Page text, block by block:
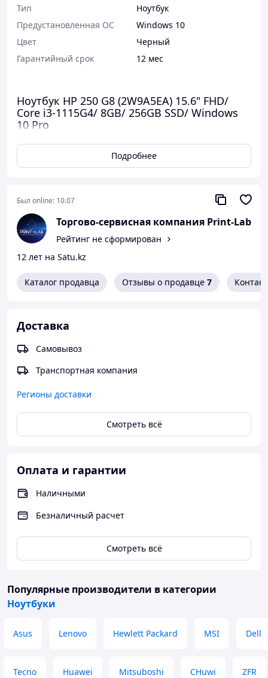
Тип
Ноутбук
Предустановленная ОС
Windows 10
Цвет
Черный
Гарантийный срок
12 мес
Ноутбук HP 250 G8 (2W9A5EA) 15.6" FHD/
Core i3-1115G4/ 8GB/ 256GB SSD/ Windows
10 Pro
Подробнее
Был online: 10.07
Торгово-сервисная компания Print-Lab
Рейтинг не сформирован
12 лет на Satu.kz
Каталог продавца Отзывы о продавце 7
Доставка
Самовывоз
Транспортная компания
Регионы доставки
Смотреть всё
Оплата и гарантии
Наличными
Безналичный расчет
Смотреть всё
Популярные производители в категории
Ноутбуки
Asus Lenovo Hewlett Packard MSI Dell
Tecno Huawei Mitsuboshi CHuwi ZFR